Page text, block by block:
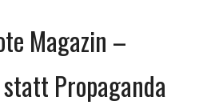
Magazin –
Propaganda